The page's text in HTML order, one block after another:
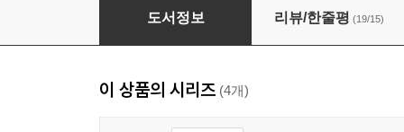
미지의 파랑
도서정보 리뷰/한줄평 (19/15)
이 상품의 시리즈 (4개)